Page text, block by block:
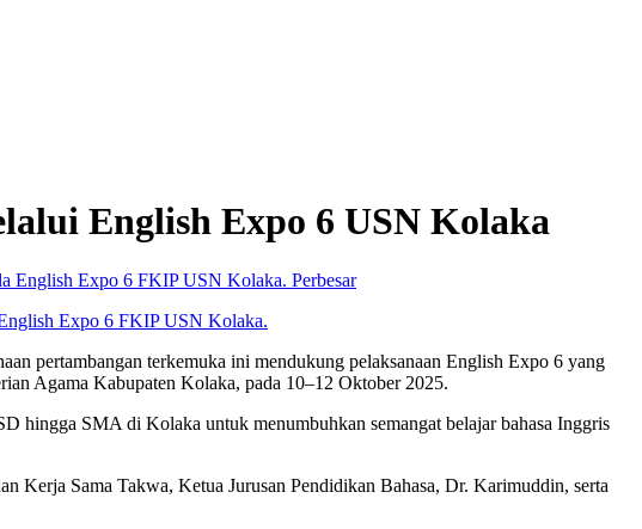
English Expo 6 USN Kolaka
Perbesar
Expo 6 FKIP USN Kolaka.
pertambangan terkemuka ini mendukung pelaksanaan English Expo 6 yang
Agama Kabupaten Kolaka, pada 10–12 Oktober 2025.
hingga SMA di Kolaka untuk menumbuhkan semangat belajar bahasa Inggris
Sama Takwa, Ketua Jurusan Pendidikan Bahasa, Dr. Karimuddin, serta